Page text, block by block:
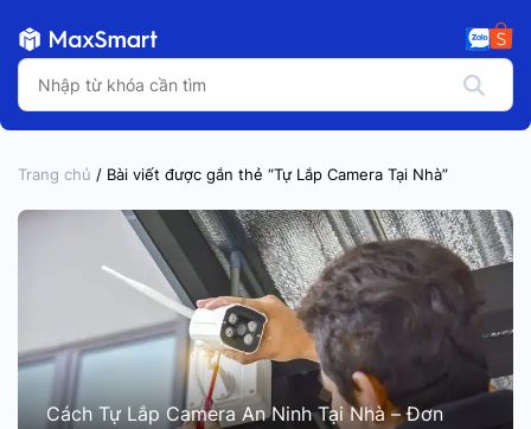
Trang chủ / Bài viết được gắn thẻ “Tự Lắp Camera Tại Nhà”
Cách Tự Lắp Camera An Ninh Tại Nhà – Đơn